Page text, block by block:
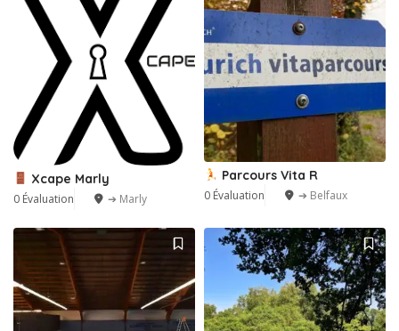
Xcape Marly
0 Évaluation ➔ Marly
Parcours Vita R
0 Évaluation ➔ Belfaux